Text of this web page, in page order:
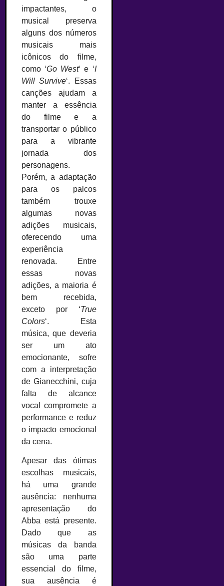
impactantes, o
musical preserva
alguns dos números
musicais mais
icônicos do filme,
como ‘Go West‘ e ‘I
Will Survive‘. Essas
canções ajudam a
manter a essência
do filme e a
transportar o público
para a vibrante
jornada dos
personagens.
Porém, a adaptação
para os palcos
também trouxe
algumas novas
adições musicais,
oferecendo uma
experiência
renovada. Entre
essas novas
adições, a maioria é
bem recebida,
exceto por ‘True
Colors‘. Esta
música, que deveria
ser um ato
emocionante, sofre
com a interpretação
de Gianecchini, cuja
falta de alcance
vocal compromete a
performance e reduz
o impacto emocional
da cena.
Apesar das ótimas
escolhas musicais,
há uma grande
ausência: nenhuma
apresentação do
Abba está presente.
Dado que as
músicas da banda
são uma parte
essencial do filme,
sua ausência é